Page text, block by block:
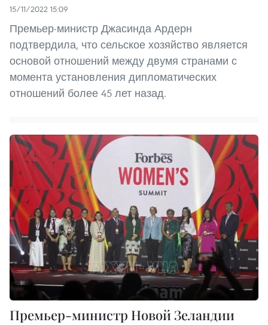
15/11/2022 15:09
Премьер-министр Джасинда Ардерн
подтвердила, что сельское хозяйство является
основой отношений между двумя странами с
момента установления дипломатических
отношений более 45 лет назад.
Премьер-министр Новой Зеландии